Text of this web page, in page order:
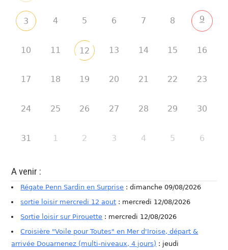
3 4 5 6 7 8 9
10 11 12 13 14 15 16
17 18 19 20 21 22 23
24 25 26 27 28 29 30
31 1 2 3 4 5 6
A venir :
Régate Penn Sardin en Surprise : dimanche 09/08/2026
sortie loisir mercredi 12 aout : mercredi 12/08/2026
Sortie loisir sur Pirouette : mercredi 12/08/2026
Croisière "Voile pour Toutes" en Mer d'Iroise, départ &
arrivée Douarnenez (multi-niveaux, 4 jours) : jeudi